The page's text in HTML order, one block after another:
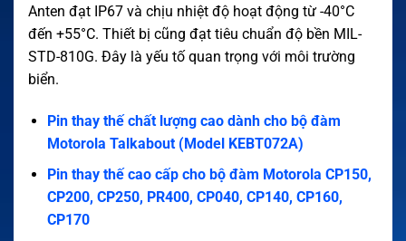
Anten đạt IP67 và chịu nhiệt độ hoạt động từ -40°C
đến +55°C. Thiết bị cũng đạt tiêu chuẩn độ bền MIL-
STD-810G. Đây là yếu tố quan trọng với môi trường
biển.
Pin thay thế chất lượng cao dành cho bộ đàm
Motorola Talkabout (Model KEBT072A)
Pin thay thế cao cấp cho bộ đàm Motorola CP150,
CP200, CP250, PR400, CP040, CP140, CP160,
CP170